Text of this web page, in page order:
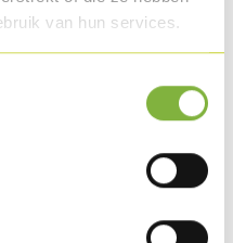
van hun services.